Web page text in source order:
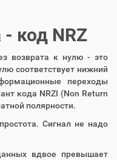
код NRZ
возврата к нулю - это
соответствует нижний
переходы
кода NRZI (Non Return
полярности.
Сигнал не надо
вдвое превышает